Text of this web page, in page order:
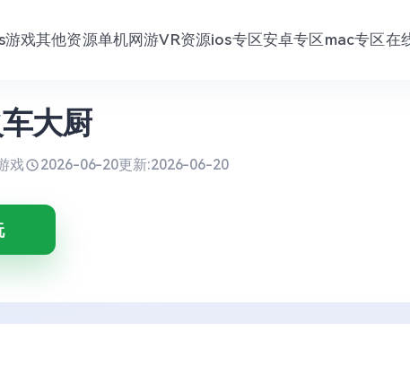
游戏其他资源单机网游VR资源ios专区安卓专区mac专区在
车大厨
戏 2026-06-20更新:2026-06-20